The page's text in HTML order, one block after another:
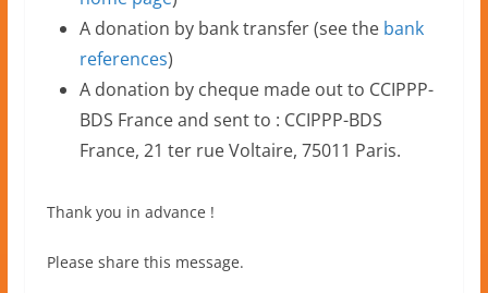
A donation by bank transfer (see the bank
references)
A donation by cheque made out to CCIPPP-
BDS France and sent to : CCIPPP-BDS
France, 21 ter rue Voltaire, 75011 Paris.
Thank you in advance !
Please share this message.